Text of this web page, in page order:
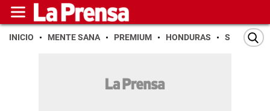
INICIO MENTE SANA PREMIUM HONDURAS SAN PEDRO